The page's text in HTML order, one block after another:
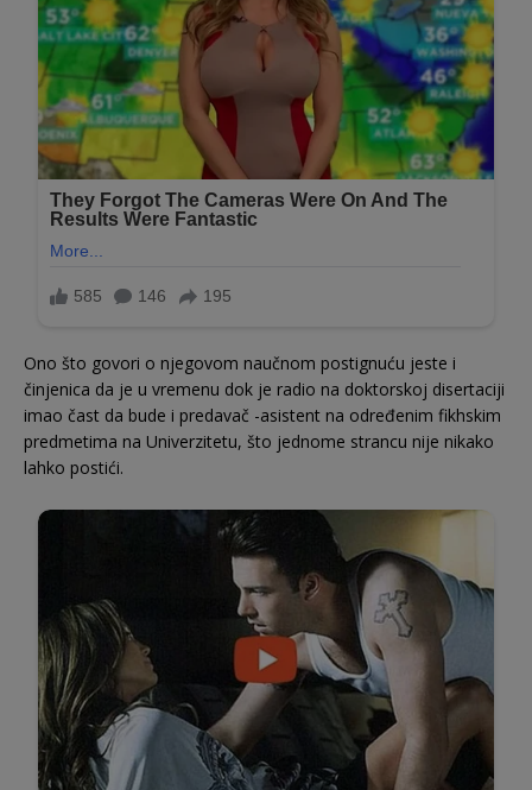
Ono što govori o njegovom naučnom postignuću jeste i
činjenica da je u vremenu dok je radio na doktorskoj disertaciji
imao čast da bude i predavač -asistent na određenim fikhskim
predmetima na Univerzitetu, što jednome strancu nije nikako
lahko postići.